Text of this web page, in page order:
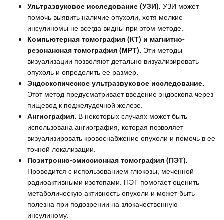
Ультразвуковое исследование (УЗИ). УЗИ может
помочь выявить наличие опухоли, хотя мелкие
инсулиномы не всегда видны при этом методе.
Компьютерная томография (КТ) и магнитно-
резонансная томография (МРТ). Эти методы
визуализации позволяют детально визуализировать
опухоль и определить ее размер.
Эндоскопическое ультразвуковое исследование.
Этот метод предусматривает введение эндоскопа через
пищевод к поджелудочной железе.
Ангиография. В некоторых случаях может быть
использована ангиография, которая позволяет
визуализировать кровоснабжение опухоли и помочь в ее
точной локализации.
Позитронно-эмиссионная томография (ПЭТ).
Проводится с использованием глюкозы, меченной
радиоактивными изотопами. ПЭТ помогает оценить
метаболическую активность опухоли и может быть
полезна при подозрении на злокачественную
инсулиному.